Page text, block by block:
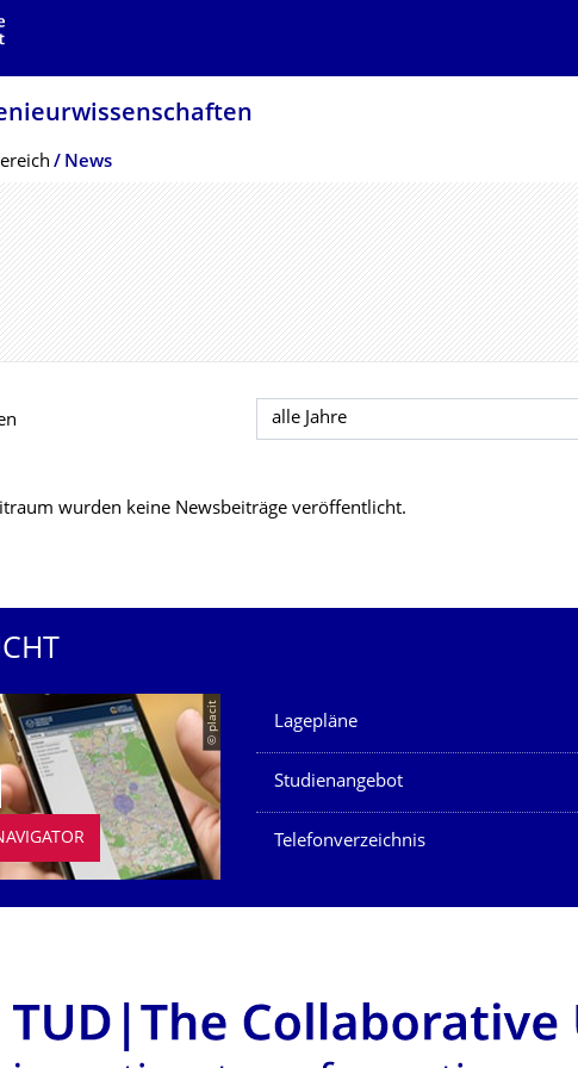
News
Jahr auswählen
wurden keine Newsbeiträge veröffentlicht.
© placit Unsere Dienste
Lagepläne
Studienangebot
Telefonverzeichnis